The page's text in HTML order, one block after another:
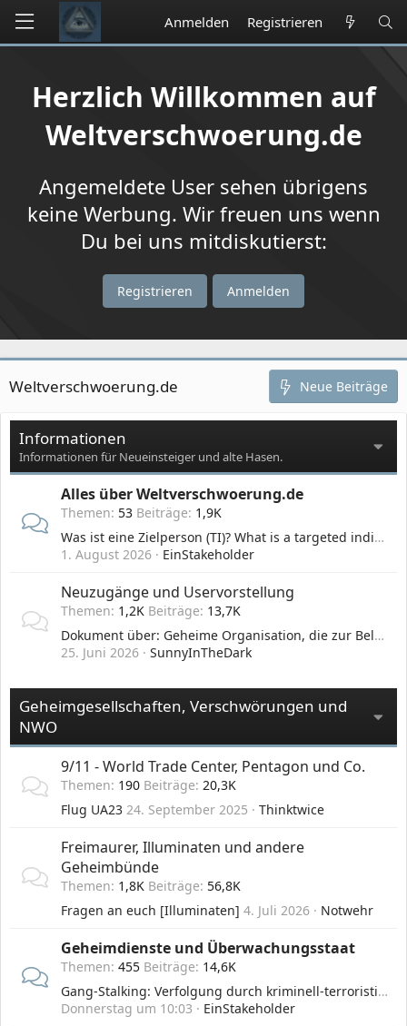
Anmelden Registrieren
Herzlich Willkommen auf
Weltverschwoerung.de
Angemeldete User sehen übrigens
keine Werbung. Wir freuen uns wenn
Du bei uns mitdiskutierst:
Registrieren Anmelden
Weltverschwoerung.de Neue Beiträge
Informationen
Informationen für Neueinsteiger und alte Hasen.
Alles über Weltverschwoerung.de
Themen 53 Beiträge 1,9K
Was ist eine Zielperson (TI)? What is a targeted individual (TI)?
1. August 2026
EinStakeholder
Neuzugänge und Uservorstellung
Themen 1,2K Beiträge 13,7K
Dokument über: Geheime Organisation, die zur Belustigung neurotechnologische Angriffe auf spezielle Menschen ausübt: Gangstalking / Target Individual
25. Juni 2026
SunnyInTheDark
Geheimgesellschaften, Verschwörungen und
NWO
9/11 - World Trade Center, Pentagon und Co.
Themen 190 Beiträge 20,3K
Flug UA23 24. September 2025 Thinktwice
Freimaurer, Illuminaten und andere
Geheimbünde
Themen 1,8K Beiträge 56,8K
Fragen an euch [Illuminaten] 4. Juli 2026 Notwehr
Geheimdienste und Überwachungsstaat
Themen 455 Beiträge 14,6K
Gang-Stalking: Verfolgung durch kriminell-terroristische Geheimdienst-Banden mit Energie- und Neurowaffen
Donnerstag um 10:03
EinStakeholder